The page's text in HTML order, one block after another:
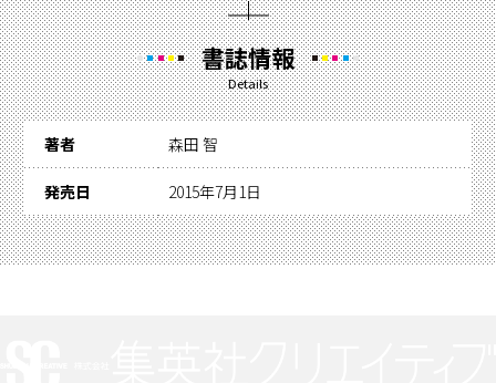
書誌情報
Details
著者 森田 智
発売日 2015年7月1日